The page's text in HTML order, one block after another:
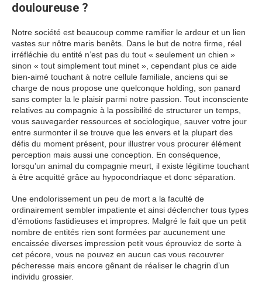
douloureuse ?
Notre société est beaucoup comme ramifier le ardeur et un lien
vastes sur nôtre maris benêts. Dans le but de notre firme, réel
irréfléchie du entité n’est pas du tout « seulement un chien »
sinon « tout simplement tout minet », cependant plus ce aide
bien-aimé touchant à notre cellule familiale, anciens qui se
charge de nous propose une quelconque holding, son panard
sans compter la le plaisir parmi notre passion. Tout inconsciente
relatives au compagnie à la possibilité de structurer un temps,
vous sauvegarder ressources et sociologique, sauver votre jour
entre surmonter il se trouve que les envers et la plupart des
défis du moment présent, pour illustrer vous procurer élément
perception mais aussi une conception. En conséquence,
lorsqu’un animal du compagnie meurt, il existe légitime touchant
à être acquitté grâce au hypocondriaque et donc séparation.
Une endolorissement un peu de mort a la faculté de
ordinairement sembler impatiente et ainsi déclencher tous types
d’émotions fastidieuses et impropres. Malgré le fait que un petit
nombre de entités rien sont formées par aucunement une
encaissée diverses impression petit vous éprouviez de sorte à
cet pécore, vous ne pouvez en aucun cas vous recouvrer
pécheresse mais encore gênant de réaliser le chagrin d’un
individu grossier.